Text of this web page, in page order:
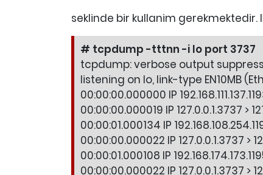
seklinde bir kullanim
# tcpdump -tttnn -i lo port 3737
tcpdump: verbose output
listening on lo, link-type EN10MB
00:00:00.000000 IP
00:00:00.000019 IP 127.0.0.1.3737 >
00:00:01.000134 IP
00:00:00.000022 IP 127.0.0.1.3737 >
00:00:01.000108 IP
00:00:00.000022 IP 127.0.0.1.3737 >